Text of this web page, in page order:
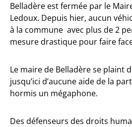
Belladère est fermée par le
Ledoux. Depuis hier, aucun
à la commune avec plus de 2
mesure drastique pour faire
Le maire de Belladère se plaint
jusqu’ici d’aucune aide de la
hormis un mégaphone.
Des défenseurs des droits